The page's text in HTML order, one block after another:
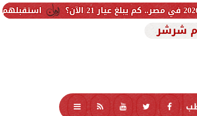
استقبلهم الهلال الأحمر المصري..
شرشر
تكنولوجيا منوعات محافظات